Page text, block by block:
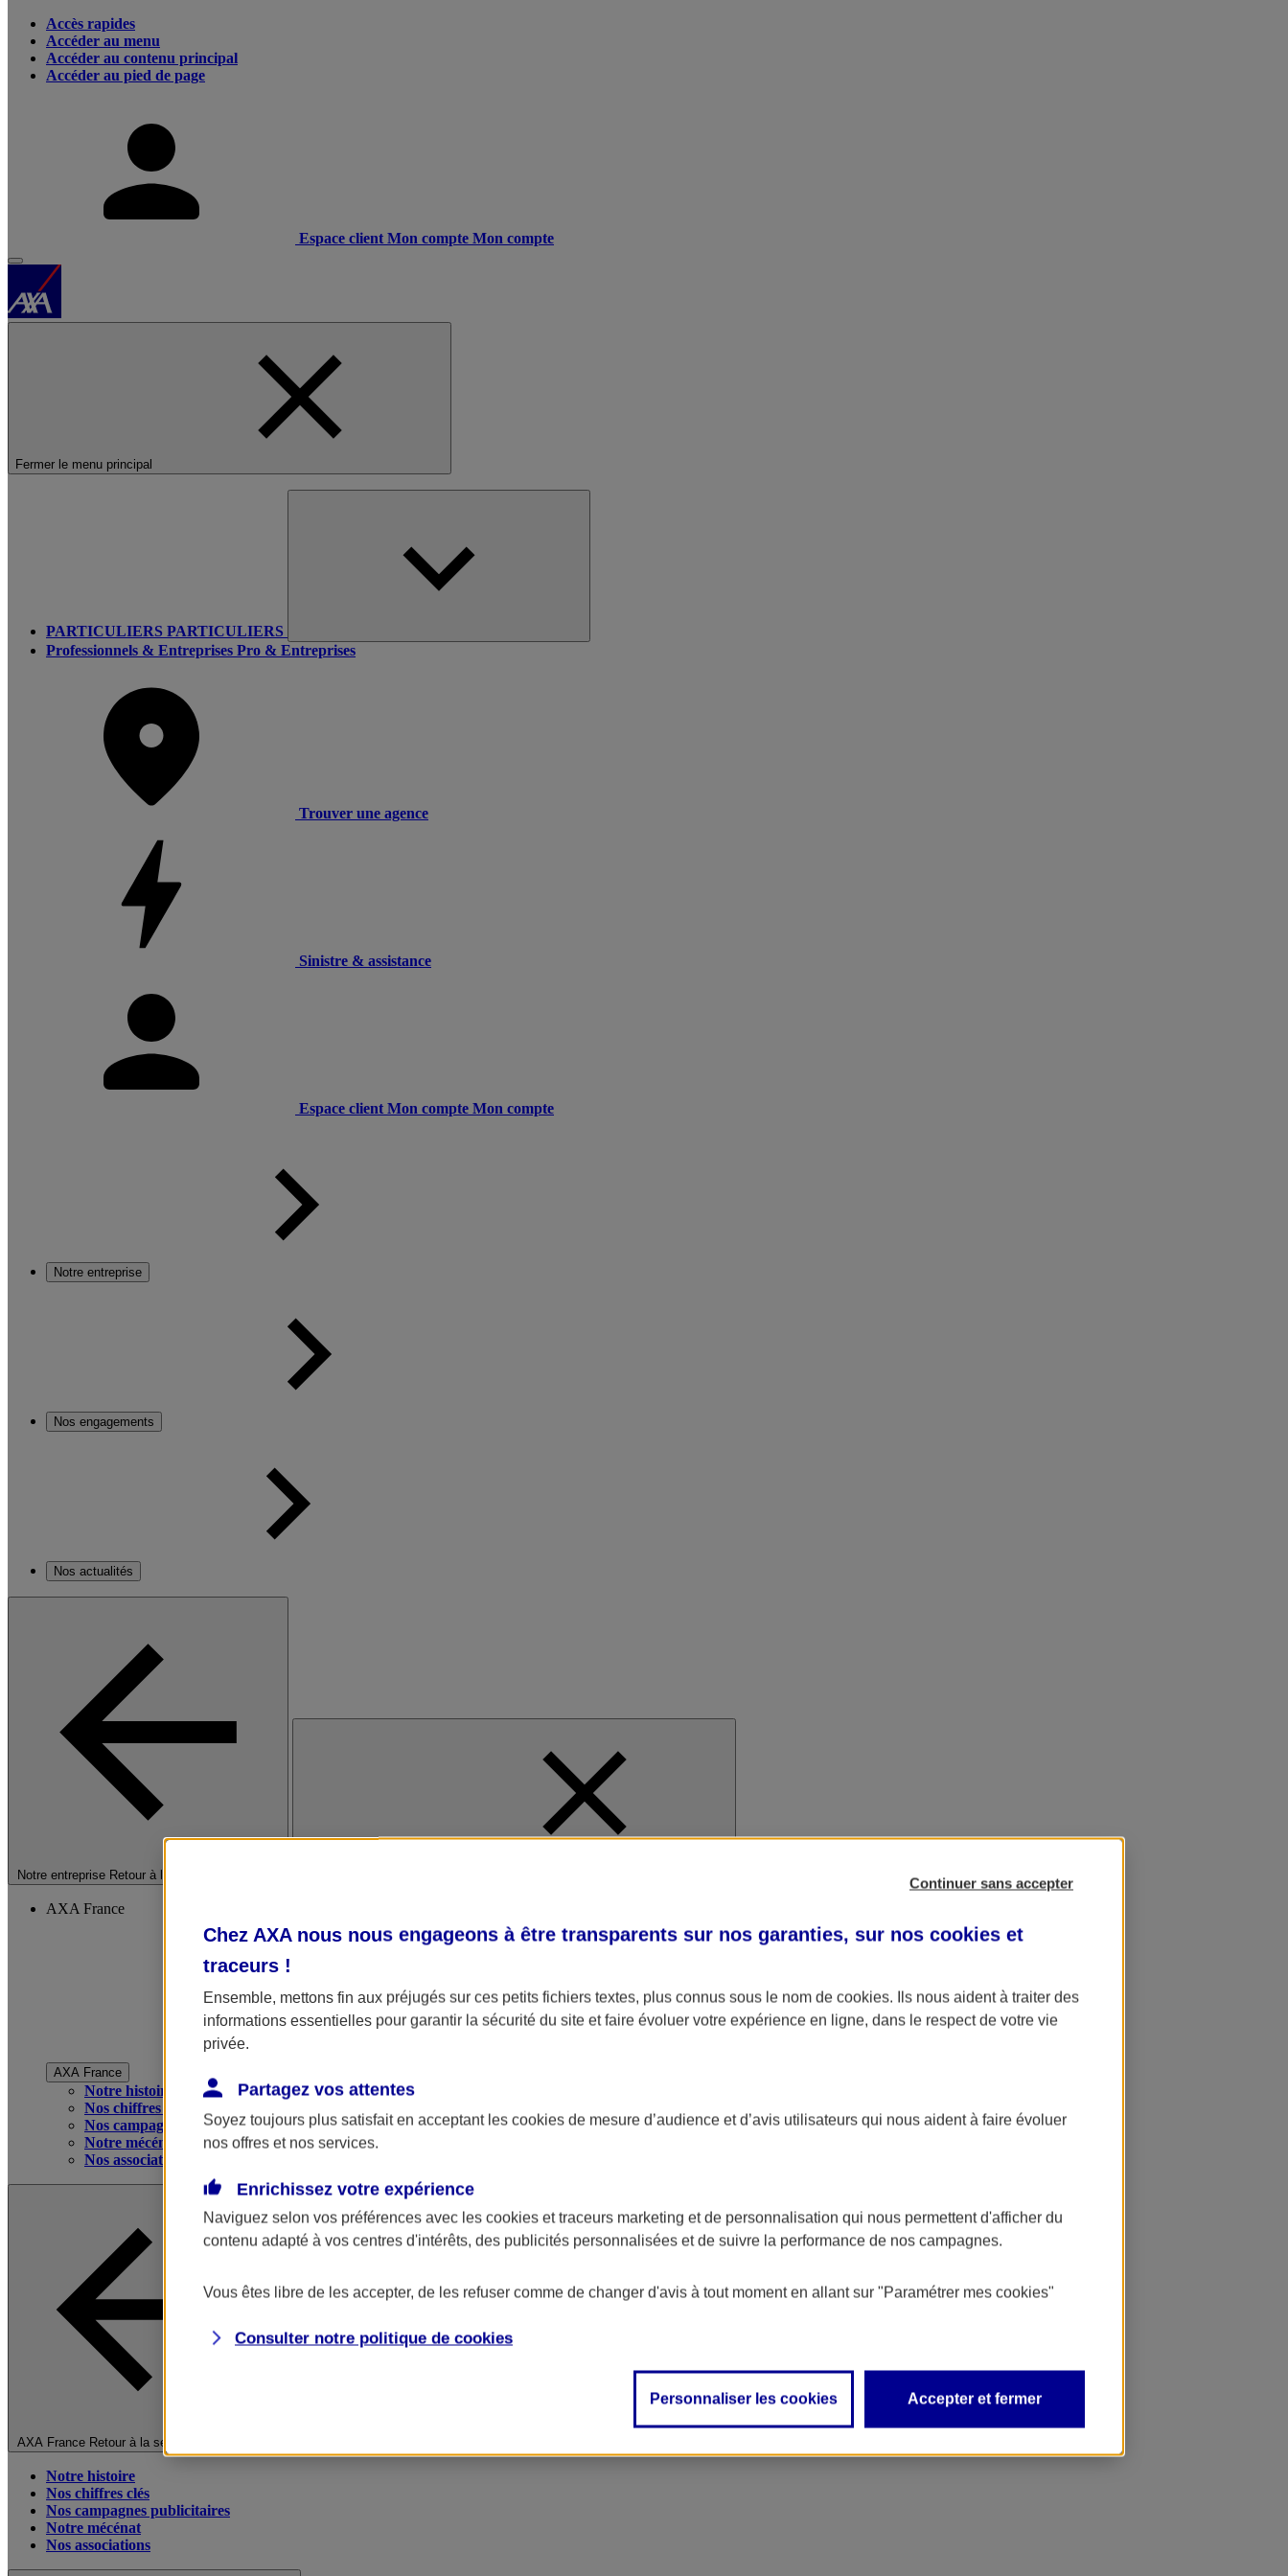
Accès rapides
Accéder au menu
Accéder au contenu principal
Accéder au pied de page
Espace client Mon compte Mon compte
Fermer le menu principal
PARTICULIERS PARTICULIERS
Professionnels & Entreprises Pro & Entreprises
Trouver une agence
Sinistre & assistance
Espace client Mon compte Mon compte
Notre entreprise
Nos engagements
Nos actualités
Notre entreprise Retour à la section précédente
AXA France
AXA France
Notre histoire
Nos chiffres clés
Nos campagnes publicitaires
Notre mécénat
Nos associations
AXA France Retour à la section précédente
Notre histoire
Nos chiffres clés
Nos campagnes publicitaires
Notre mécénat
Nos associations
Continuer sans accepter
Chez AXA nous nous engageons à être transparents sur nos garanties, sur nos cookies et
traceurs !
Ensemble, mettons fin aux préjugés sur ces petits fichiers textes, plus connus sous le nom de cookies. Ils nous aident à traiter des
informations essentielles pour garantir la sécurité du site et faire évoluer votre expérience en ligne, dans le respect de votre vie
privée.
Partagez vos attentes
Soyez toujours plus satisfait en acceptant les cookies de mesure d’audience et d’avis utilisateurs qui nous aident à faire évoluer
nos offres et nos services.
Enrichissez votre expérience
Naviguez selon vos préférences avec les cookies et traceurs marketing et de personnalisation qui nous permettent d'afficher du
contenu adapté à vos centres d'intérêts, des publicités personnalisées et de suivre la performance de nos campagnes.
Vous êtes libre de les accepter, de les refuser comme de changer d'avis à tout moment en allant sur "Paramétrer mes cookies"
Consulter notre politique de cookies
Personnaliser les cookies Accepter et fermer